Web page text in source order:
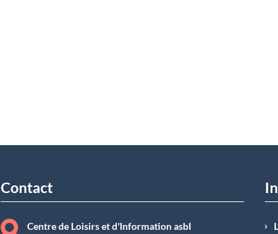
Contact
Centre de Loisirs et d'Information asbI